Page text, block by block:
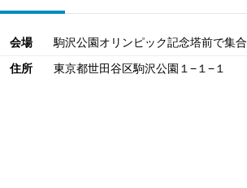
会場
駒沢公園オリンピック記念塔前で集
住所
東京都世田谷区駒沢公園１−１−１